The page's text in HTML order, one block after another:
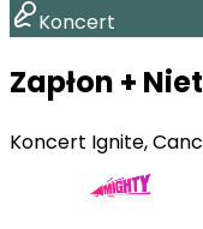
Koncert
Zapłon +
Koncert Ignite,